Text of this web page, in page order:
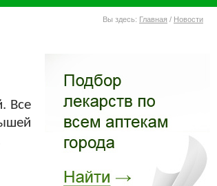
Вы здесь: Главная / Новости
Все